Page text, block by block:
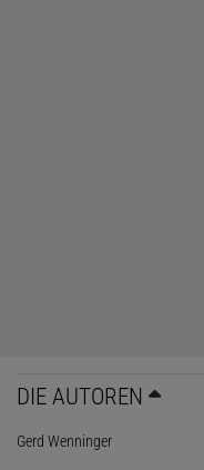
DIE AUTOREN
Gerd Wenninger